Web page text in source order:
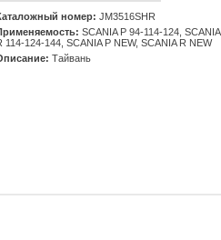
номер: JM3516SHR
SCANIA Р 94-114-124, SCANIA
114-124-144, SCANIA P NEW, SCANIA R NEW
Тайвань